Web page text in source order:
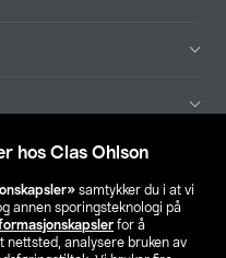
hos Clas Ohlson
samtykker du i at vi
annen sporingsteknologi på
for å
nettsted, analysere bruken av